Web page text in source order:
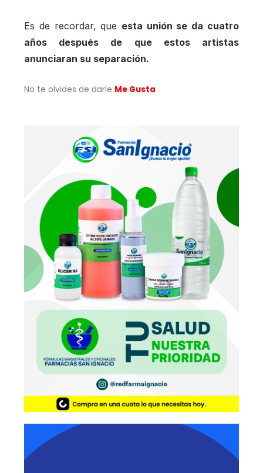
Es de recordar, que esta unión se da cuatro
años después de que estos artistas
anunciaran su separación.
No te olvides de darle Me Gusta